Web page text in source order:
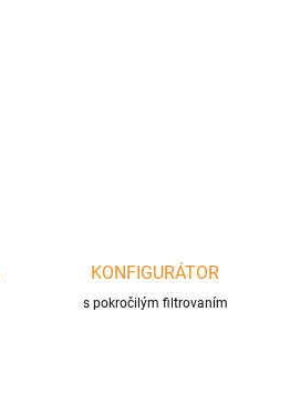
KONFIGURÁTOR
s pokročilým filtrovaním